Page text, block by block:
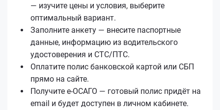
— изучите цены и условия, выберите
оптимальный вариант.
Заполните анкету — внесите паспортные
данные, информацию из водительского
удостоверения и СТС/ПТС.
Оплатите полис банковской картой или СБП
прямо на сайте.
Получите е‑ОСАГО — готовый полис придёт на
email и будет доступен в личном кабинете.